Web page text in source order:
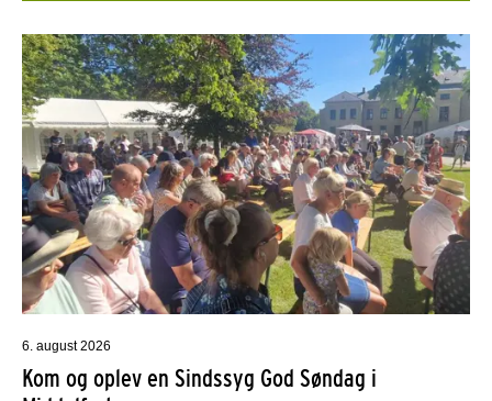
6. august 2026
Kom og oplev en Sindssyg God Søndag i